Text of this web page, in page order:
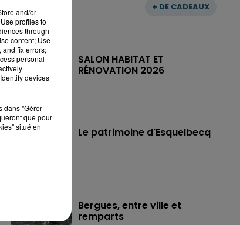
+ DE CADEAUX
SALON HABITAT ET
RÉNOVATION 2026
Le patrimoine d'Esquelbecq
Bergues, entre ville et
remparts
and/or
profiles to
through
content; Use
and fix errors;
personal
devices
dans "Gérer
que pour
situé en